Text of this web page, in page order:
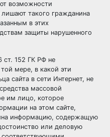
возможности
такого гражданина
в этих
защиты нарушенного
ст. 152 ГК РФ не
мере, в какой эти
сайта в сети Интернет, не
массовой
им лицо, которое
на этом сайте,
информацию, содержащую
или деловую